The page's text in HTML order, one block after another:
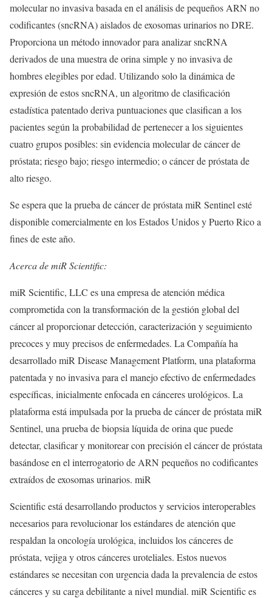
molecular no invasiva basada en el análisis de pequeños ARN no
codificantes (sncRNA) aislados de exosomas urinarios no DRE.
Proporciona un método innovador para analizar sncRNA
derivados de una muestra de orina simple y no invasiva de
hombres elegibles por edad. Utilizando solo la dinámica de
expresión de estos sncRNA, un algoritmo de clasificación
estadística patentado deriva puntuaciones que clasifican a los
pacientes según la probabilidad de pertenecer a los siguientes
cuatro grupos posibles: sin evidencia molecular de cáncer de
próstata; riesgo bajo; riesgo intermedio; o cáncer de próstata de
alto riesgo.
Se espera que la prueba de cáncer de próstata miR Sentinel esté
disponible comercialmente en los Estados Unidos y Puerto Rico a
fines de este año.
Acerca de miR Scientific:
miR Scientific, LLC es una empresa de atención médica
comprometida con la transformación de la gestión global del
cáncer al proporcionar detección, caracterización y seguimiento
precoces y muy precisos de enfermedades. La Compañía ha
desarrollado miR Disease Management Platform, una plataforma
patentada y no invasiva para el manejo efectivo de enfermedades
específicas, inicialmente enfocada en cánceres urológicos. La
plataforma está impulsada por la prueba de cáncer de próstata miR
Sentinel, una prueba de biopsia líquida de orina que puede
detectar, clasificar y monitorear con precisión el cáncer de próstata
basándose en el interrogatorio de ARN pequeños no codificantes
extraídos de exosomas urinarios. miR
Scientific está desarrollando productos y servicios interoperables
necesarios para revolucionar los estándares de atención que
respaldan la oncología urológica, incluidos los cánceres de
próstata, vejiga y otros cánceres uroteliales. Estos nuevos
estándares se necesitan con urgencia dada la prevalencia de estos
cánceres y su carga debilitante a nivel mundial. miR Scientific es